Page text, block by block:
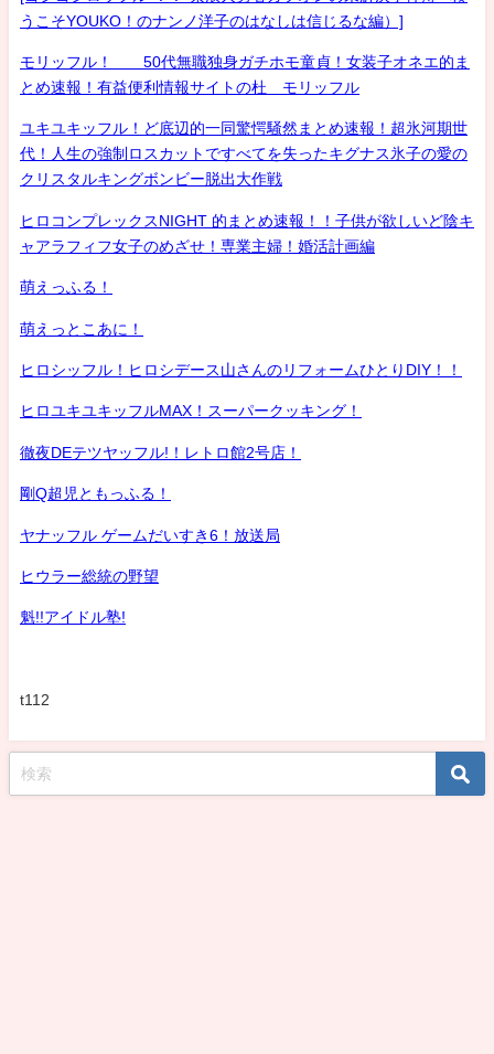
うこそYOUKO！のナンノ洋子のはなしは信じるな編）]
モリッフル！ 50代無職独身ガチホモ童貞！女装子オネエ的ま
とめ速報！有益便利情報サイトの杜 モリッフル
ユキユキッフル！ど底辺的一同驚愕騒然まとめ速報！超氷河期世
代！人生の強制ロスカットですべてを失ったキグナス氷子の愛の
クリスタルキングボンビー脱出大作戦
ヒロコンプレックスNIGHT 的まとめ速報！！子供が欲しいど陰キ
ャアラフィフ女子のめざせ！専業主婦！婚活計画編
萌えっふる！
萌えっとこあに！
ヒロシッフル！ヒロシデース山さんのリフォームひとりDIY！！
ヒロユキユキッフルMAX！スーパークッキング！
徹夜DEテツヤッフル!！レトロ館2号店！
剛Q超児ともっふる！
ヤナッフル ゲームだいすき6！放送局
ヒウラー総統の野望
魁!!アイドル塾!
t112